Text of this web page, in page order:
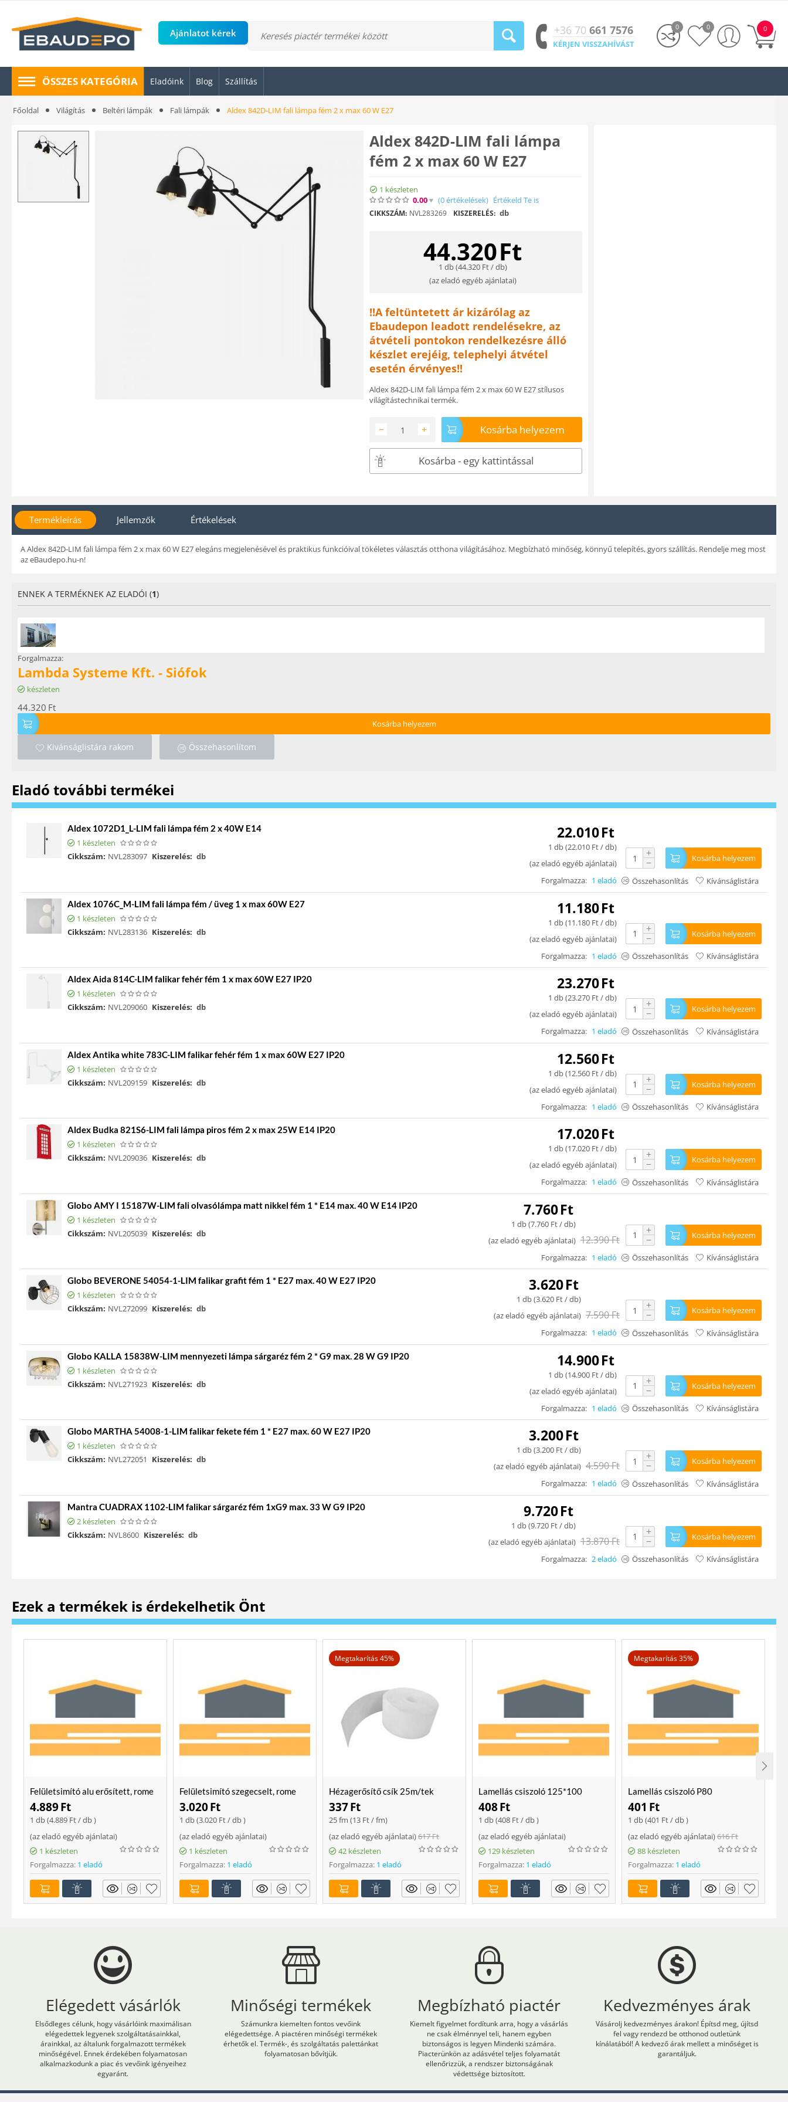
Ajánlatot kérek +36 70661 7576
KÉRJEN VISSZAHÍVÁST
0
0 0
ÖSSZES KATEGÓRIA Eladóink Blog Szállítás
Főoldal Világítás Beltéri lámpák Fali lámpák Aldex 842D-LIM fali lámpa fém 2 x max 60 W E27
Aldex 842D-LIM fali lámpa
fém 2 x max 60 W E27
1 készleten
0.00
(0értékelések) Értékeld Te is
CIKKSZÁM: NVL283269 KISZERELÉS: db
44.320Ft
1 db (44.320Ft/ db)
(az eladó egyéb ajánlatai)
!!A feltüntetett ár kizárólag az
Ebaudepon leadott rendelésekre, az
átvételi pontokon rendelkezésre álló
készlet erejéig, telephelyi átvétel
esetén érvényes!!
Aldex 842D-LIM fali lámpa fém 2 x max 60 W E27 stílusos
világítástechnikai termék.
+
− Kosárba helyezem
Kosárba - egy kattintással
Termékleírás Jellemzők Értékelések
A Aldex 842D-LIM fali lámpa fém 2 x max 60 W E27 elegáns megjelenésével és praktikus funkcióival tökéletes választás otthona világításához. Megbízható minőség, könnyű telepítés, gyors szállítás. Rendelje meg most
az eBaudepo.hu-n!
ENNEK A TERMÉKNEK AZ ELADÓI (1)
Forgalmazza:
Lambda Systeme Kft. - Siófok
készleten
44.320 Ft
Kosárba helyezem
Kivánságlistára rakom Összehasonlítom
Eladó további termékei
Aldex 1072D1_L-LIM fali lámpa fém 2 x 40W E14
1 készleten
Cikkszám: NVL283097 Kiszerelés: db
22.010Ft
1 db (22.010 Ft/ db)
(az eladó egyéb ajánlatai)
+
− Kosárba helyezem
Forgalmazza: 1 eladó Összehasonlítás Kívánságlistára
Aldex 1076C_M-LIM fali lámpa fém / üveg 1 x max 60W E27
1 készleten
Cikkszám: NVL283136 Kiszerelés: db
11.180Ft
1 db (11.180 Ft/ db)
(az eladó egyéb ajánlatai)
+
− Kosárba helyezem
Forgalmazza: 1 eladó Összehasonlítás Kívánságlistára
Aldex Aida 814C-LIM falikar fehér fém 1 x max 60W E27 IP20
1 készleten
Cikkszám: NVL209060 Kiszerelés: db
23.270Ft
1 db (23.270 Ft/ db)
(az eladó egyéb ajánlatai)
+
− Kosárba helyezem
Forgalmazza: 1 eladó Összehasonlítás Kívánságlistára
Aldex Antika white 783C-LIM falikar fehér fém 1 x max 60W E27 IP20
1 készleten
Cikkszám: NVL209159 Kiszerelés: db
12.560Ft
1 db (12.560 Ft/ db)
(az eladó egyéb ajánlatai)
+
− Kosárba helyezem
Forgalmazza: 1 eladó Összehasonlítás Kívánságlistára
Aldex Budka 821S6-LIM fali lámpa piros fém 2 x max 25W E14 IP20
1 készleten
Cikkszám: NVL209036 Kiszerelés: db
17.020Ft
1 db (17.020 Ft/ db)
(az eladó egyéb ajánlatai)
+
− Kosárba helyezem
Forgalmazza: 1 eladó Összehasonlítás Kívánságlistára
Globo AMY I 15187W-LIM fali olvasólámpa matt nikkel fém 1 * E14 max. 40 W E14 IP20
1 készleten
Cikkszám: NVL205039 Kiszerelés: db
7.760Ft
1 db (7.760 Ft/ db)
(az eladó egyéb ajánlatai) 12.390Ft
+
− Kosárba helyezem
Forgalmazza: 1 eladó Összehasonlítás Kívánságlistára
Globo BEVERONE 54054-1-LIM falikar grafit fém 1 * E27 max. 40 W E27 IP20
1 készleten
Cikkszám: NVL272099 Kiszerelés: db
3.620Ft
1 db (3.620 Ft/ db)
(az eladó egyéb ajánlatai) 7.590Ft
+
− Kosárba helyezem
Forgalmazza: 1 eladó Összehasonlítás Kívánságlistára
Globo KALLA 15838W-LIM mennyezeti lámpa sárgaréz fém 2 * G9 max. 28 W G9 IP20
1 készleten
Cikkszám: NVL271923 Kiszerelés: db
14.900Ft
1 db (14.900 Ft/ db)
(az eladó egyéb ajánlatai)
+
− Kosárba helyezem
Forgalmazza: 1 eladó Összehasonlítás Kívánságlistára
Globo MARTHA 54008-1-LIM falikar fekete fém 1 * E27 max. 60 W E27 IP20
1 készleten
Cikkszám: NVL272051 Kiszerelés: db
3.200Ft
1 db (3.200 Ft/ db)
(az eladó egyéb ajánlatai) 4.590Ft
+
− Kosárba helyezem
Forgalmazza: 1 eladó Összehasonlítás Kívánságlistára
Mantra CUADRAX 1102-LIM falikar sárgaréz fém 1xG9 max. 33 W G9 IP20
2 készleten
Cikkszám: NVL8600 Kiszerelés: db
9.720Ft
1 db (9.720 Ft/ db)
(az eladó egyéb ajánlatai) 13.870Ft
+
− Kosárba helyezem
Forgalmazza: 2 eladó Összehasonlítás Kívánságlistára
Ezek a termékek is érdekelhetik Önt
Felületsimító alu erősített, rome
400 mm Soft
4.889Ft
1 db (4.889 Ft/ db )
(az eladó egyéb ajánlatai)
1 készleten
Forgalmazza: 1 eladó
Felületsimító szegecselt, rome
400mm
3.020Ft
1 db (3.020 Ft/ db )
(az eladó egyéb ajánlatai)
1 készleten
Forgalmazza: 1 eladó
Megtakarítás 45%
Hézagerősítő csík 25m/tek
337Ft
25 fm (13 Ft/ fm)
(az eladó egyéb ajánlatai)617Ft
42 készleten
Forgalmazza: 1 eladó
Lamellás csiszoló 125*100
408Ft
1 db (408 Ft/ db )
(az eladó egyéb ajánlatai)
129 készleten
Forgalmazza: 1 eladó
Megtakarítás 35%
Lamellás csiszoló P80
401 Ft
1 db (401 Ft/ db )
(az eladó egyéb ajánlatai)616Ft
88 készleten
Forgalmazza: 1 eladó
Elégedett vásárlók
Elsődleges célunk, hogy vásárlóink maximálisan
elégedettek legyenek szolgáltatásainkkal,
árainkkal, az általunk forgalmazott termékek
minőségével. Ennek érdekében folyamatosan
alkalmazkodunk a piac és vevőink igényeihez
egyaránt.
Minőségi termékek
Számunkra kiemelten fontos vevőink
elégedettsége. A piactéren minőségi termékek
érhetők el. Termék-, és szolgáltatás palettánkat
folyamatosan bővítjük.
Megbízható piactér
Kiemelt figyelmet fordítunk arra, hogy a vásárlás
ne csak élménnyel teli, hanem egyben
biztonságos is legyen Mindenki számára.
Piacterünkön az adásvétel teljes folyamatát
ellenőrizzük, a rendszer biztonságának
védettsége biztosított.
Kedvezményes árak
Vásárolj kedvezményes árakon! Építsd meg, újítsd
fel vagy rendezd be otthonod outletünk
kínálatából! A kedvező árak mellett a minőséget is
garantáljuk.